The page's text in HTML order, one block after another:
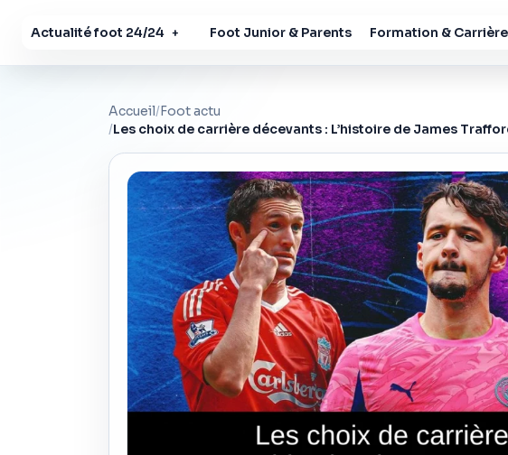
Actualité foot 24/24 + Foot Junior & Parents Formation & Carrière
Accueil/Foot actu
/Les choix de carrière décevants : L’histoire de James